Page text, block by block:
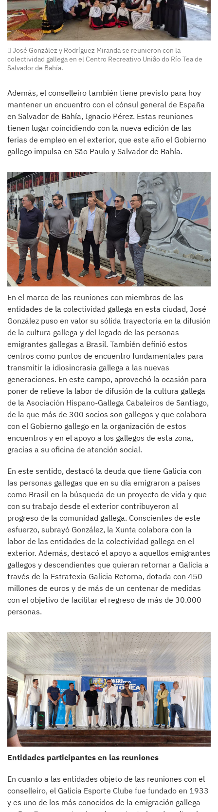
José González y Rodríguez Miranda se reunieron con la
colectividad gallega en el Centro Recreativo Uniâo do Río Tea de
Salvador de Bahía.
Además, el conselleiro también tiene previsto para hoy
mantener un encuentro con el cónsul general de España
en Salvador de Bahía, Ignacio Pérez. Estas reuniones
tienen lugar coincidiendo con la nueva edición de las
ferias de empleo en el exterior, que este año el Gobierno
gallego impulsa en São Paulo y Salvador de Bahía.
En el marco de las reuniones con miembros de las
entidades de la colectividad gallega en esta ciudad, José
González puso en valor su sólida trayectoria en la difusión
de la cultura gallega y del legado de las personas
emigrantes gallegas a Brasil. También definió estos
centros como puntos de encuentro fundamentales para
transmitir la idiosincrasia gallega a las nuevas
generaciones. En este campo, aprovechó la ocasión para
poner de relieve la labor de difusión de la cultura gallega
de la Asociación Hispano-Gallega Cabaleiros de Santiago,
de la que más de 300 socios son gallegos y que colabora
con el Gobierno gallego en la organización de estos
encuentros y en el apoyo a los gallegos de esta zona,
gracias a su oficina de atención social.
En este sentido, destacó la deuda que tiene Galicia con
las personas gallegas que en su día emigraron a países
como Brasil en la búsqueda de un proyecto de vida y que
con su trabajo desde el exterior contribuyeron al
progreso de la comunidad gallega. Conscientes de este
esfuerzo, subrayó González, la Xunta colabora con la
labor de las entidades de la colectividad gallega en el
exterior. Además, destacó el apoyo a aquellos emigrantes
gallegos y descendientes que quieran retornar a Galicia a
través de la Estratexia Galicia Retorna, dotada con 450
millones de euros y de más de un centenar de medidas
con el objetivo de facilitar el regreso de más de 30.000
personas.
Entidades participantes en las reuniones
En cuanto a las entidades objeto de las reuniones con el
conselleiro, el Galicia Esporte Clube fue fundado en 1933
y es uno de los más conocidos de la emigración gallega